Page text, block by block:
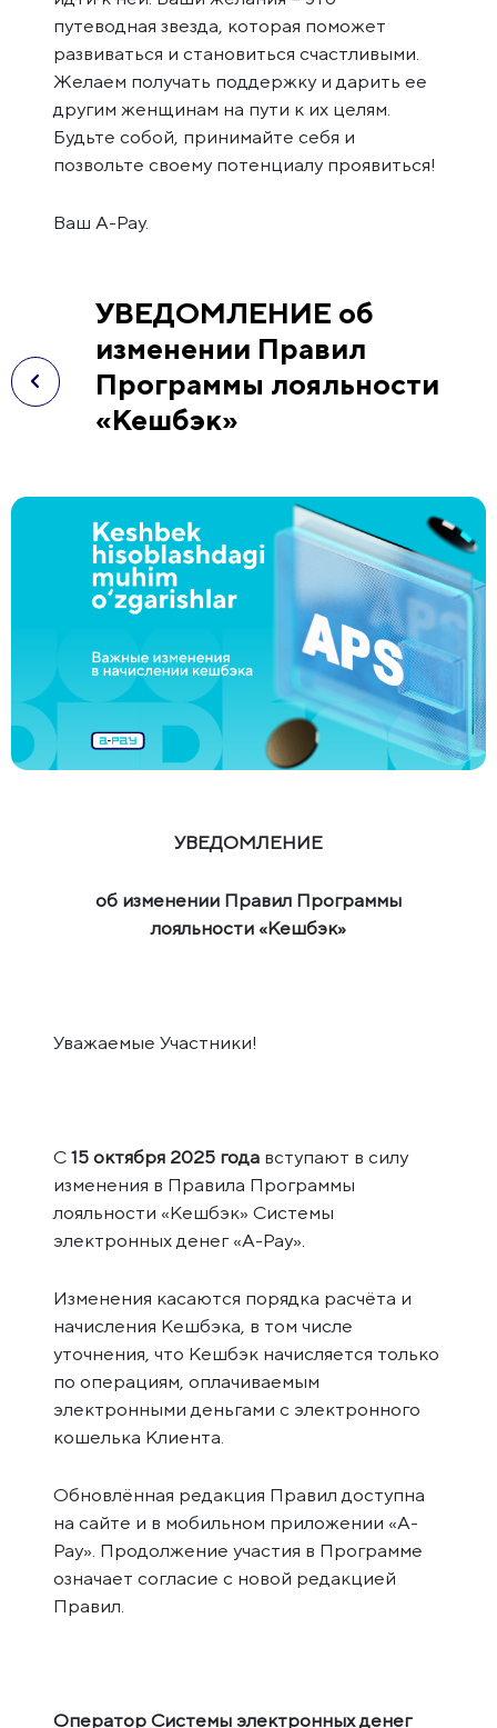
путеводная звезда, которая поможет
развиваться и становиться счастливыми.
Желаем получать поддержку и дарить ее
другим женщинам на пути к их целям.
Будьте собой, принимайте себя и
позвольте своему потенциалу проявиться!
Ваш A-Pay.
УВЕДОМЛЕНИЕ об
изменении Правил
Программы лояльности
«Кешбэк»
УВЕДОМЛЕНИЕ
об изменении Правил Программы
лояльности «Кешбэк»
Уважаемые Участники!
С15 октября 2025 года вступают в силу
изменения в Правила Программы
лояльности «Кешбэк» Системы
электронных денег «A-Pay».
Изменения касаются порядка расчёта и
начисления Кешбэка, в том числе
уточнения, что Кешбэк начисляется только
по операциям, оплачиваемым
электронными деньгами с электронного
кошелька Клиента.
Обновлённая редакция Правил доступна
на сайте и в мобильном приложении «A-
Pay». Продолжение участия в Программе
означает согласие с новой редакцией
Правил.
Оператор Системы электронных денег